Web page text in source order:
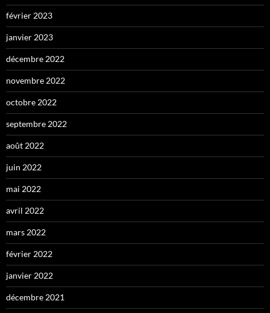
février 2023
janvier 2023
décembre 2022
novembre 2022
octobre 2022
septembre 2022
août 2022
juin 2022
mai 2022
avril 2022
mars 2022
février 2022
janvier 2022
décembre 2021